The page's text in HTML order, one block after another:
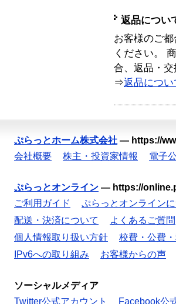
返品につい
お客様のご
ください。
合、返品・
⇒返品につ
ぷらっとホーム株式会社 — https://
会社概要
株主・投資家情報 電子
ぷらっとオンライン — https://
ご利用ガイド
ぷらっとオンライン
配送・決済について
よくあるご質問
個人情報取り扱い方針
校費・公費
IPv6への取り組み
お客様からの声
ソーシャルメディア
Twitter公式アカウント
Facebook公